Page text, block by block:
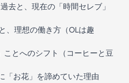
去と、現在の「時間セレブ」
、理想の働き方（OLは趣
ことへのシフト（コーヒーと豆
「お花」を諦めていた理由